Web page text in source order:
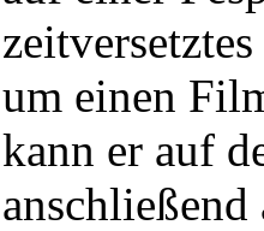
um einen
kann er auf